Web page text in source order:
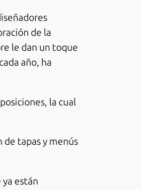
de la
le dan un toque
año, ha
la cual
de tapas y menús
están